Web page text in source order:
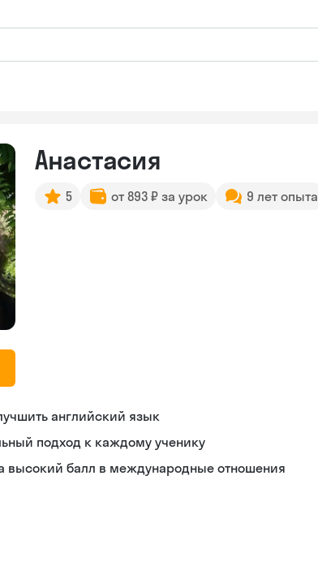
Анастасия
5 от 893 ₽ за урок 9 лет опыта
английский язык
подход к каждому ученику
высокий балл в международные отношения